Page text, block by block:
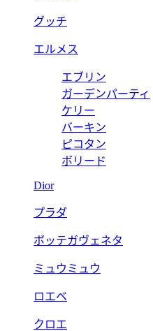
グッチ
エルメス
エブリン
ガーデンパーティ
ケリー
バーキン
ピコタン
ボリード
Dior
プラダ
ボッテガヴェネタ
ミュウミュウ
ロエベ
クロエ